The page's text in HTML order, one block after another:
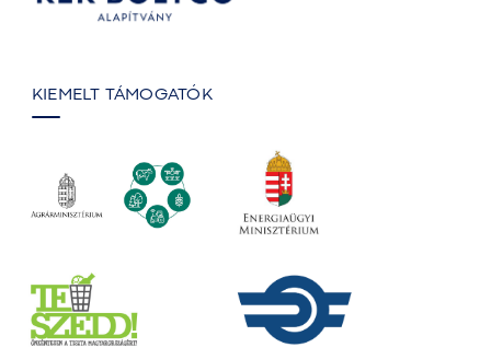
KIEMELT TÁMOGATÓK